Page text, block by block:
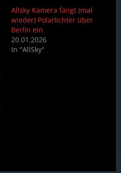
Allsky Kamera fängt (mal
wieder) Polarlichter über
Berlin ein
20.01.2026
In "AllSky"